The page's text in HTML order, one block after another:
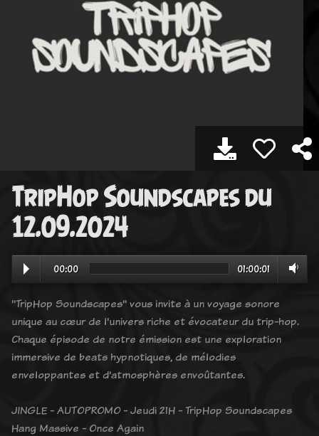
TripHop Soundscapes du
12.09.2024
00:00 01:00:01
"TripHop Soundscapes" vous invite à un voyage sonore
unique au cœur de l'univers riche et évocateur du trip-hop.
Chaque épisode de notre émission est une exploration
immersive de beats hypnotiques, de mélodies
enveloppantes et d'atmosphères envoûtantes.
JINGLE - AUTOPROMO - Jeudi 21H - TripHop Soundscapes
Hang Massive - Once Again